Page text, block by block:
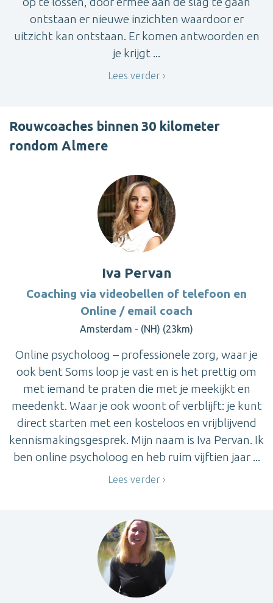
ontstaan er nieuwe inzichten waardoor er
uitzicht kan ontstaan. Er komen antwoorden en
je krijgt ...
Lees verder
Rouwcoaches binnen 30 kilometer
rondom Almere
Iva Pervan
Coaching via videobellen of telefoon en
Online / email coach
Amsterdam - (NH) (23km)
Online psycholoog – professionele zorg, waar je
ook bent Soms loop je vast en is het prettig om
met iemand te praten die met je meekijkt en
meedenkt. Waar je ook woont of verblijft: je kunt
direct starten met een kosteloos en vrijblijvend
kennismakingsgesprek. Mijn naam is Iva Pervan. Ik
ben online psycholoog en heb ruim vijftien jaar ...
Lees verder